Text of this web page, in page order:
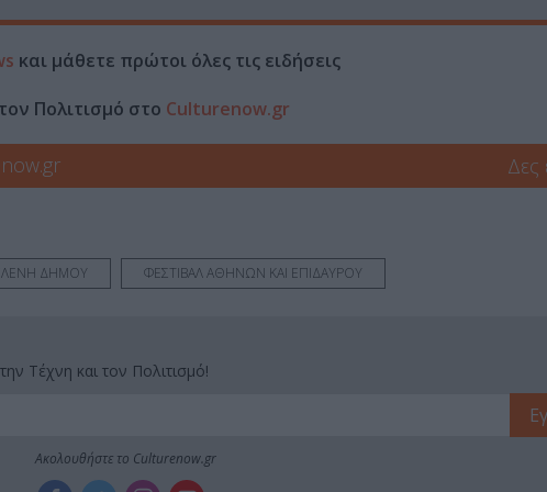
και μάθετε πρώτοι όλες τις ειδήσεις
Πολιτισμό στο Culturenow.gr
Δες
ΔΗΜΟΥ ΦΕΣΤΙΒΑΛ ΑΘΗΝΩΝ ΚΑΙ ΕΠΙΔΑΥΡΟΥ
Τέχνη και τον Πολιτισμό!
Ακολουθήστε το Culturenow.gr